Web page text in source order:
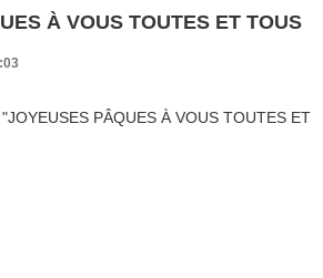
À VOUS TOUTES ET TOUS